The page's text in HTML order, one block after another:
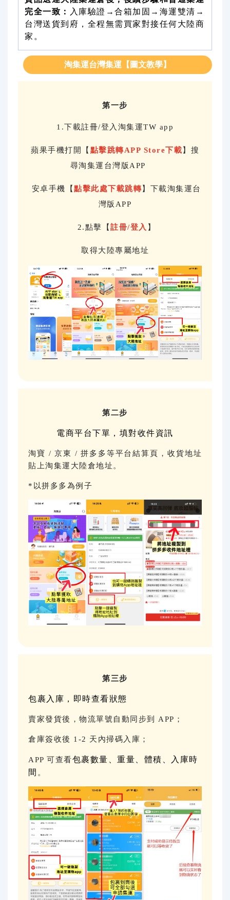
完全一致： 入庫驗證→合箱加固→海運雙清→
台灣送貨到府，全程無需買家對接任何大陸商
家。
淘集運台灣集運【圖文教學】
第一步
1.下載註冊/登入淘集運TW app
蘋果手機打開【 點擊跳轉APP Store下載 】搜
尋淘集運台灣版APP
安卓手機【點擊此處下載跳轉】下載淘集運台
灣版APP
2.點擊【 註冊/登入 】
取得大陸專屬地址
第二步
電商平台下單，填對收件資訊
淘寶 / 京東 / 拼多多等平台結算頁，收貨地址
貼上淘集運大陸倉地址。
*以拼多多為例子
第三步
包裹入庫，即時查看狀態
賣家發貨後，物流單號自動同步到 APP；
倉庫簽收後 1-2 天內掃碼入庫；
APP 可查看包裹數量、重量、體積、入庫時
間 。